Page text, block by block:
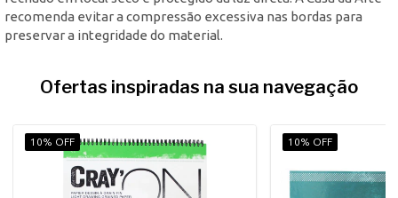
recomenda evitar a compressão excessiva nas bordas para
preservar a integridade do material.
Ofertas inspiradas na sua navegação
10% OFF 10% OFF